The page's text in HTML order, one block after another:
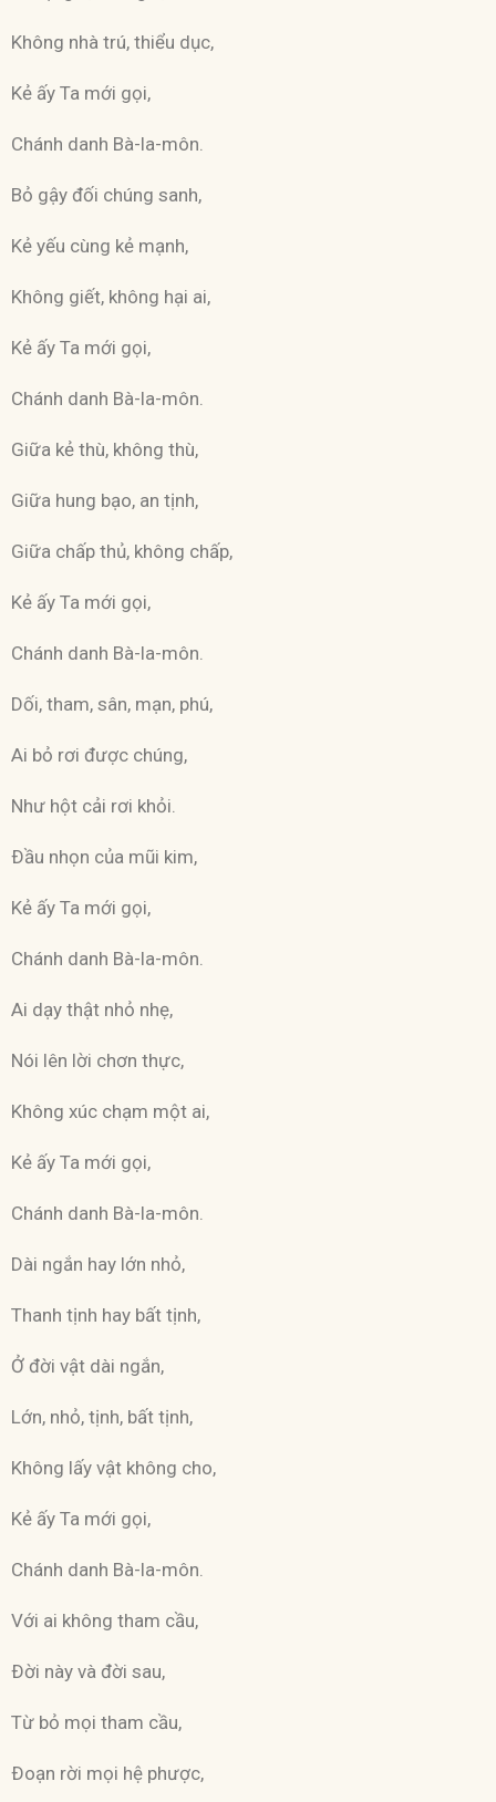
Không nhà trú, thiểu dục,
Kẻ ấy Ta mới gọi,
Chánh danh Bà-la-môn.
Bỏ gậy đối chúng sanh,
Kẻ yếu cùng kẻ mạnh,
Không giết, không hại ai,
Kẻ ấy Ta mới gọi,
Chánh danh Bà-la-môn.
Giữa kẻ thù, không thù,
Giữa hung bạo, an tịnh,
Giữa chấp thủ, không chấp,
Kẻ ấy Ta mới gọi,
Chánh danh Bà-la-môn.
Dối, tham, sân, mạn, phú,
Ai bỏ rơi được chúng,
Như hột cải rơi khỏi.
Ðầu nhọn của mũi kim,
Kẻ ấy Ta mới gọi,
Chánh danh Bà-la-môn.
Ai dạy thật nhỏ nhẹ,
Nói lên lời chơn thực,
Không xúc chạm một ai,
Kẻ ấy Ta mới gọi,
Chánh danh Bà-la-môn.
Dài ngắn hay lớn nhỏ,
Thanh tịnh hay bất tịnh,
Ở đời vật dài ngắn,
Lớn, nhỏ, tịnh, bất tịnh,
Không lấy vật không cho,
Kẻ ấy Ta mới gọi,
Chánh danh Bà-la-môn.
Với ai không tham cầu,
Ðời này và đời sau,
Từ bỏ mọi tham cầu,
Ðoạn rời mọi hệ phược,